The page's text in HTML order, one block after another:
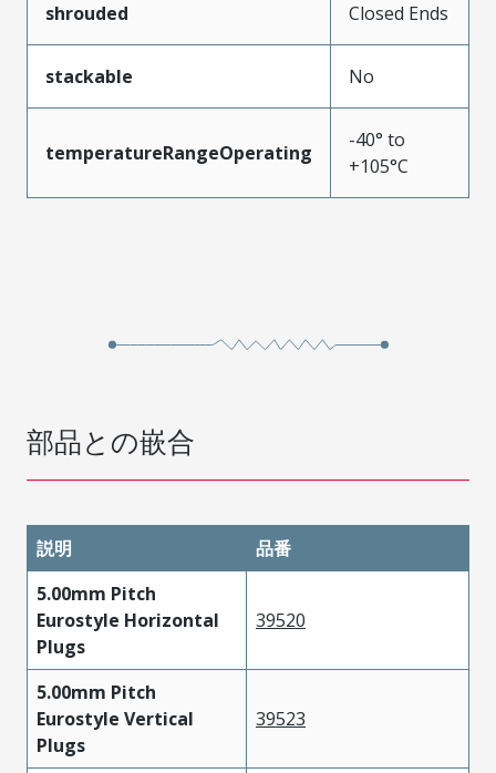
shrouded Closed Ends
stackable No
temperatureRangeOperating
-40° to
+105°C
部品との嵌合
説明
品番
5.00mm Pitch
Eurostyle Horizontal
Plugs
39520
5.00mm Pitch
Eurostyle Vertical
Plugs
39523